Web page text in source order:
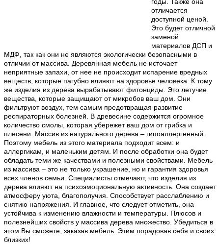
отличается
доступной ценой.
Это будет отличной
заменой
материалов ДСП и
МДФ, так как они не являются экологически безопасными в
отличии от массива. Деревянная мебель не источает
неприятные запахи, от нее не происходит испарение вредных
веществ, которые пагубно влияют на здоровье человека. К тому
же изделия из дерева вырабатывают фитонциды. Это летучие
вещества, которые защищают от микробов ваш дом. Они
фильтруют воздух, тем самым предотвращая развитие
респираторных болезней. В древесине содержится огромное
количество смолы, которая убережет ваш дом от грибка и
плесени. Массив из натурального дерева – гипоаллергенный.
Поэтому мебель из этого материала подходит всем: и
аллергикам, и маленьким детям. И после обработки она будет
обладать теми же качествами и полезными свойствами. Мебель
из массива – это не только украшение, но и гарантия здоровья
всех членов семьи. Специалисты отмечают, что изделия из
дерева влияют на психоэмоциональную активность. Она создает
атмосферу уюта, благополучия. Способствует расслаблению и
снятию напряжения. И главное, что следует отметить, она
устойчива к изменению влажности и температуры. Плюсов и
полезнейших свойств у массива дерева множество. Убедиться в
этом Вы сможете, заказав мебель. Этим порадовав себя и своих
близких!